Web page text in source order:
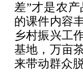
差”才是农
的课件内容
乡村振兴工
基地，万亩
来带动群众